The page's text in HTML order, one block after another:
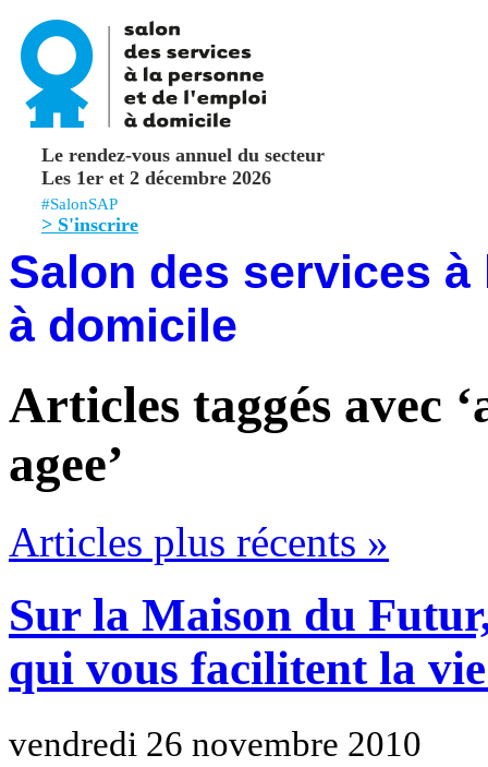
Le rendez-vous annuel du secteur
Les 1er et 2 décembre 2026
#SalonSAP
> S'inscrire
Salon des services
à domicile
Articles taggés avec
agee’
Articles plus récents »
Sur la Maison du
qui vous facilitent la
vendredi 26 novembre 2010